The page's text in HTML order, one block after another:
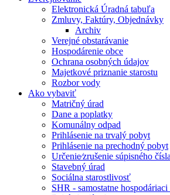
Elektronická Úradná tabuľa
Zmluvy, Faktúry, Objednávky
Archiv
Verejné obstarávanie
Hospodárenie obce
Ochrana osobných údajov
Majetkové priznanie starostu
Rozbor vody
Ako vybaviť
Matričný úrad
Dane a poplatky
Komunálny odpad
Prihlásenie na trvalý pobyt
Prihlásenie na prechodný pobyt
Určenie⁄zrušenie súpisného čísla
Stavebný úrad
Sociálna starostlivosť
SHR - samostatne